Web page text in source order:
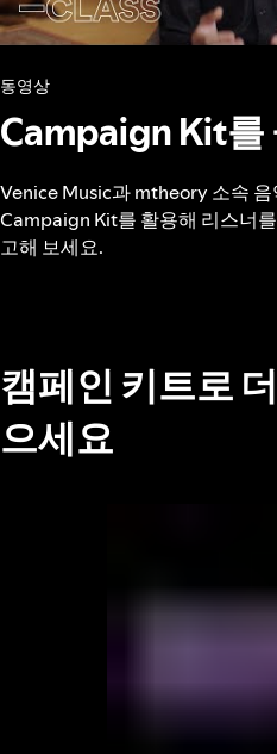
동영상
Campaign Kit를
Venice Music과 mtheory 소속
Campaign Kit를 활용해 리스너
고해 보세요.
캠페인 키트로
으세요